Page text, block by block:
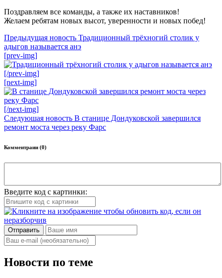
Поздравляем все команды, а также их наставников!
Желаем ребятам новых высот, уверенности и новых побед!
Предыдущая новость Традиционный трёхногий столик у
адыгов называется анэ
[prev-img]
[/prev-img]
[next-img]
[/next-img]
Следуюшая новость В станице Дондуковской завершился
ремонт моста через реку Фарс
Комментраии (0)
Введите код с картинки:
Отправить
Новости по теме